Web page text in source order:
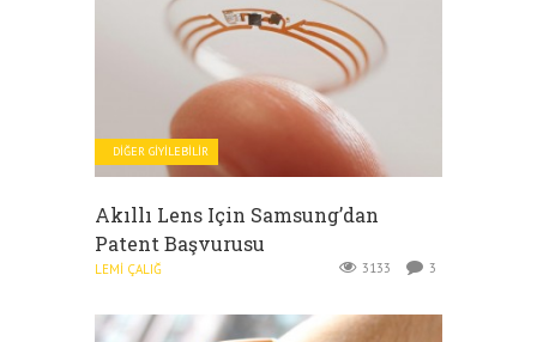
DIĞER GIYILEBILIR
Akıllı Lens Için Samsung’dan
Patent Başvurusu
LEMI ÇALIĞ 3133 3